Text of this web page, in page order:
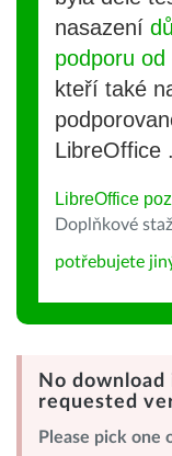
nasazení
podporu
kteří také
LibreOffice .
LibreOffice
Doplňkové
potřebujete
No
requested
Please pick one